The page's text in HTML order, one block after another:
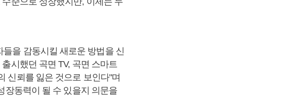
을 감동시킬 새로운 방법을 신
시했던 곡면 TV, 곡면 스마트
신뢰를 잃은 것으로 보인다"며
장동력이 될 수 있을지 의문을